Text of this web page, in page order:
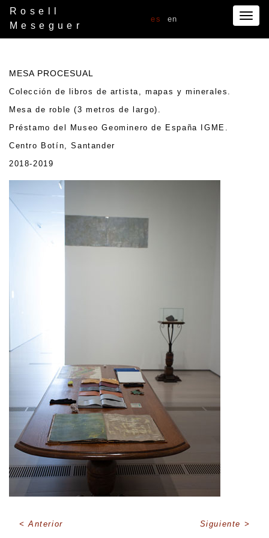
Rosell
Meseguer
es en
MESA PROCESUAL
Colección de libros de artista, mapas y minerales.
Mesa de roble (3 metros de largo).
Préstamo del Museo Geominero de España IGME.
Centro Botín, Santander
2018-2019
Anterior Siguiente